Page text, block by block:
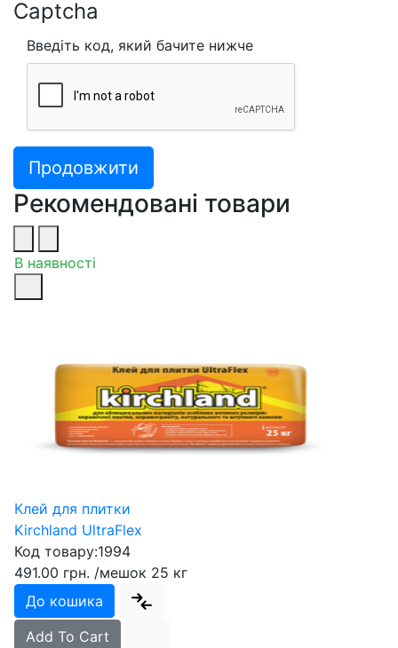
Captcha
Введіть код, який бачите нижче
Продовжити
Рекомендовані товари
В наявності
Клей для плитки
Kirchland UltraFlex
Код товару:1994
491.00 грн. /мешок 25 кг
До кошика
Add To Cart